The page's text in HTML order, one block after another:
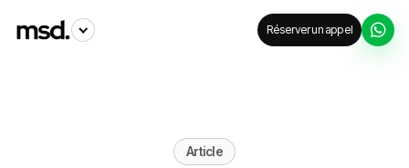
Réserver un appel
Article